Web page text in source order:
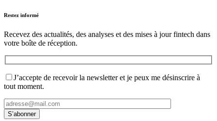
Restez informé
Recevez des actualités, des analyses et des mises à jour fintech dans
votre boîte de réception.
J’accepte de recevoir la newsletter et je peux me désinscrire à
tout moment.